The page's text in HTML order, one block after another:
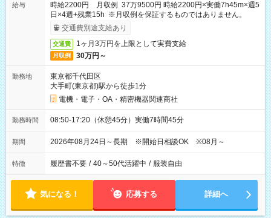
給与
時給2200円 月収例 37万9500円 時給2200円×実働7h45m×週5
日×4週+残業15h ※月収例を保証するものではありません。
交通費別途支給あり
交通費 1ヶ月3万円を上限として実費支給
月収例 30万円～
勤務地
東京都千代田区
大手町(東京都)駅から徒歩1分
電機・電子・OA・精密機器関連商社
勤務時間 08:50-17:20（休憩45分）実働7時間45分
期間 2026年08月24日～長期 ※開始日相談OK ※08月～
特徴 履歴書不要 / 40～50代活躍中 / 服装自由
気になる！ 応募する 詳細へ